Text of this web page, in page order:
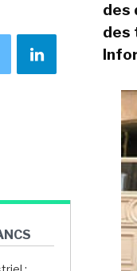
des
des